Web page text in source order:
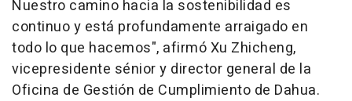
Nuestro camino hacia la sostenibilidad es
continuo y está profundamente arraigado en
todo lo que hacemos", afirmó Xu Zhicheng,
vicepresidente sénior y director general de la
Oficina de Gestión de Cumplimiento de Dahua.